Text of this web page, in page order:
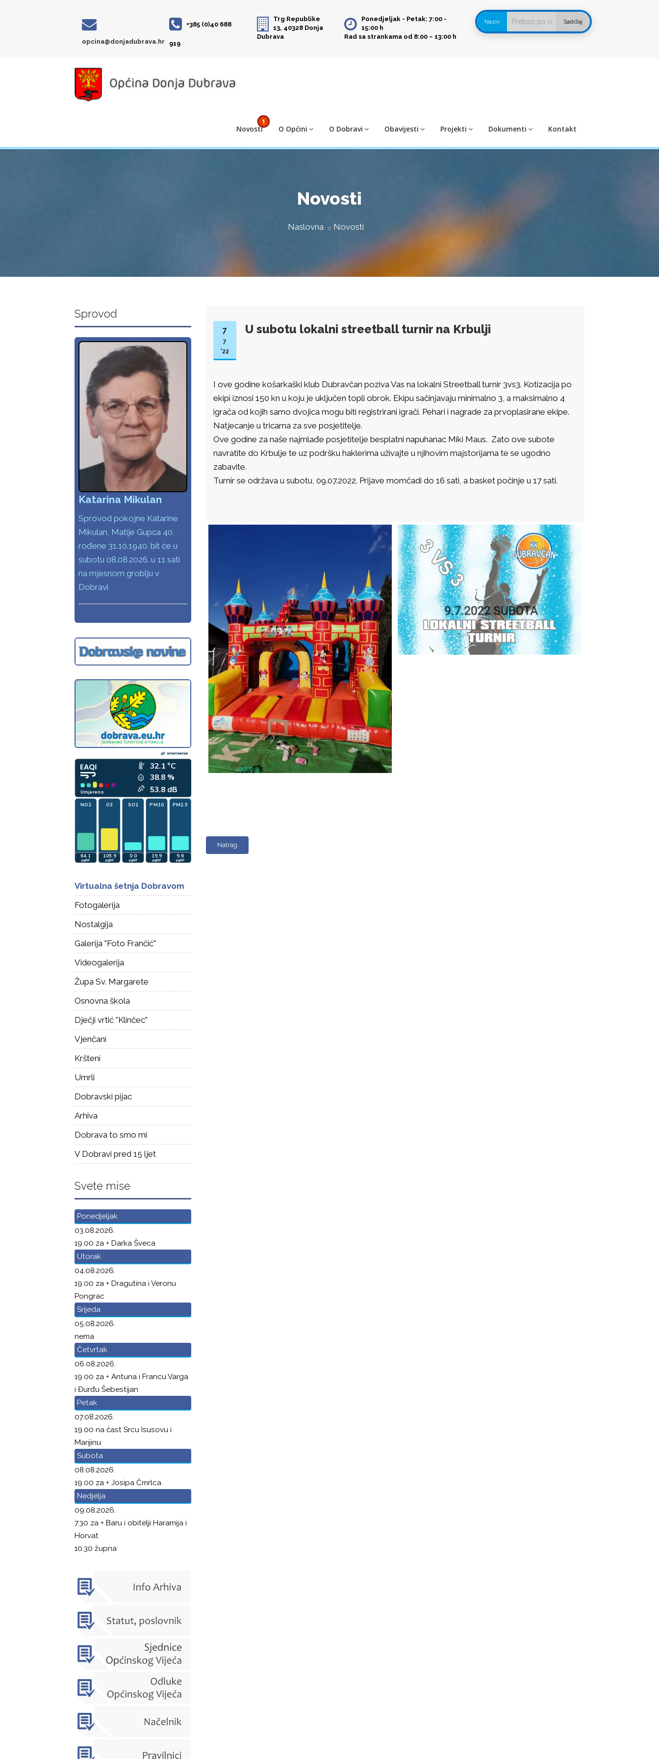
opcina@donjadubrava.hr
+385 (0)40 688
919
Trg Republike
13, 40328 Donja
Dubrava
Ponedjeljak - Petak: 7:00 -
15:00 h
Rad sa strankama od 8:00 – 13:00 h
Naziv Sadržaj
Novosti
1
O Općini O Dobravi Obavijesti Projekti Dokumenti Kontakt
Novosti
Naslovna Novosti
7
7
'22
U subotu lokalni streetball turnir na Krbulji
I ove godine košarkaški klub Dubravčan poziva Vas na lokalni Streetball turnir 3vs3. Kotizacija po
ekipi iznosi 150 kn u koju je uključen topli obrok. Ekipu sačinjavaju minimalno 3, a maksimalno 4
igrača od kojih samo dvojica mogu biti registrirani igrači. Pehari i nagrade za prvoplasirane ekipe.
Natjecanje u tricama za sve posjetitelje.
Ove godine za naše najmlađe posjetitelje besplatni napuhanac Miki Maus. Zato ove subote
navratite do Krbulje te uz podršku haklerima uživajte u njihovim majstorijama te se ugodno
zabavite.
Turnir se održava u subotu, 09.07.2022. Prijave momčadi do 16 sati, a basket počinje u 17 sati.
Natrag
Sprovod
Katarina Mikulan
Sprovod pokojne Katarine
Mikulan, Matije Gupca 40,
rođene 31.10.1940. bit će u
subotu 08.08.2026. u 11 sati
na mjesnom groblju v
Dobravi
Virtualna šetnja Dobravom
Fotogalerija
Nostalgija
Galerija "Foto Frančić"
Videogalerija
Župa Sv. Margarete
Osnovna škola
Dječji vrtić "Klinčec"
Vjenčani
Kršteni
Umrli
Dobravski pijac
Arhiva
Dobrava to smo mi
V Dobravi pred 15 ljet
Svete mise
Ponedjeljak
03.08.2026.
19.00 za + Darka Šveca
Utorak
04.08.2026.
19.00 za + Dragutina i Veronu
Pongrac
Srijeda
05.08.2026.
nema
Četvrtak
06.08.2026.
19.00 za + Antuna i Francu Varga
i Đurđu Šebestijan
Petak
07.08.2026.
19.00 na čast Srcu Isusovu i
Marijinu
Subota
08.08.2026.
19.00 za + Josipa Čmrlca
Nedjelja
09.08.2026.
7.30 za + Baru i obitelji Haramija i
Horvat
10.30 župna